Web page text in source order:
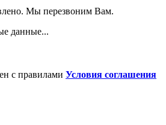
Мы перезвоним Вам.
данные...
с правилами Условия соглашения